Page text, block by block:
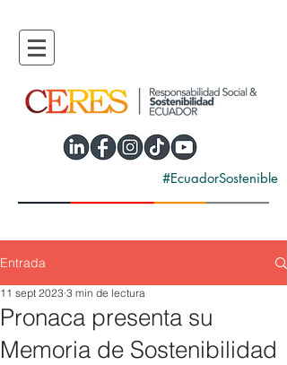
#EcuadorSostenible
Entrada
Pronaca presenta su
Memoria de Sostenibilidad
11 sept 2023 3 min de lectura